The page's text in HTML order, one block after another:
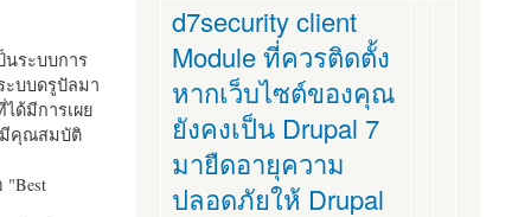
นระบบการ
ะบบดรูปัลมา
ด้มีการเผย
มีคุณสมบัติ
"Best
d7security client
Module ที่ควรติดตั้ง
หากเว็บไซต์ของคุณ
ยังคงเป็น Drupal 7
มายืดอายุความ
ปลอดภัยให้ Drupal